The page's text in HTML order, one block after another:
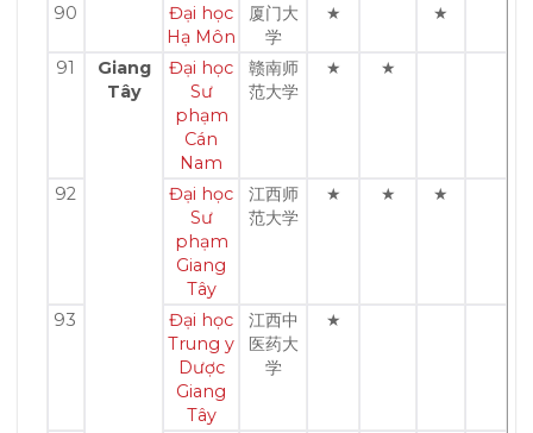
90
Đại học
Hạ Môn
厦门大
学
★ ★
91
Giang
Tây
Đại học
Sư
phạm
Cán
Nam
赣南师
范大学
★ ★
92
Đại học
Sư
phạm
Giang
Tây
江西师
范大学
★ ★ ★
93
Đại học
Trung y
Dược
Giang
Tây
江西中
医药大
学
★